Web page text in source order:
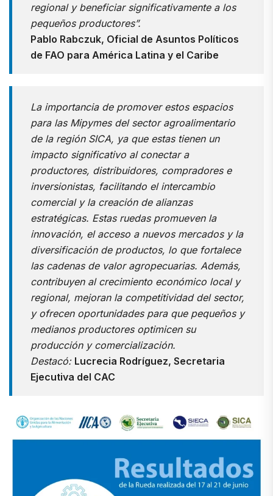
regional y beneficiar significativamente a los
pequeños productores”.
Pablo Rabczuk, Oficial de Asuntos Políticos
de FAO para América Latina y el Caribe
La importancia de promover estos espacios
para las Mipymes del sector agroalimentario
de la región SICA, ya que estas tienen un
impacto significativo al conectar a
productores, distribuidores, compradores e
inversionistas, facilitando el intercambio
comercial y la creación de alianzas
estratégicas. Estas ruedas promueven la
innovación, el acceso a nuevos mercados y la
diversificación de productos, lo que fortalece
las cadenas de valor agropecuarias. Además,
contribuyen al crecimiento económico local y
regional, mejoran la competitividad del sector,
y ofrecen oportunidades para que pequeños y
medianos productores optimicen su
producción y comercialización.
Destacó: Lucrecia Rodríguez, Secretaria
Ejecutiva del CAC